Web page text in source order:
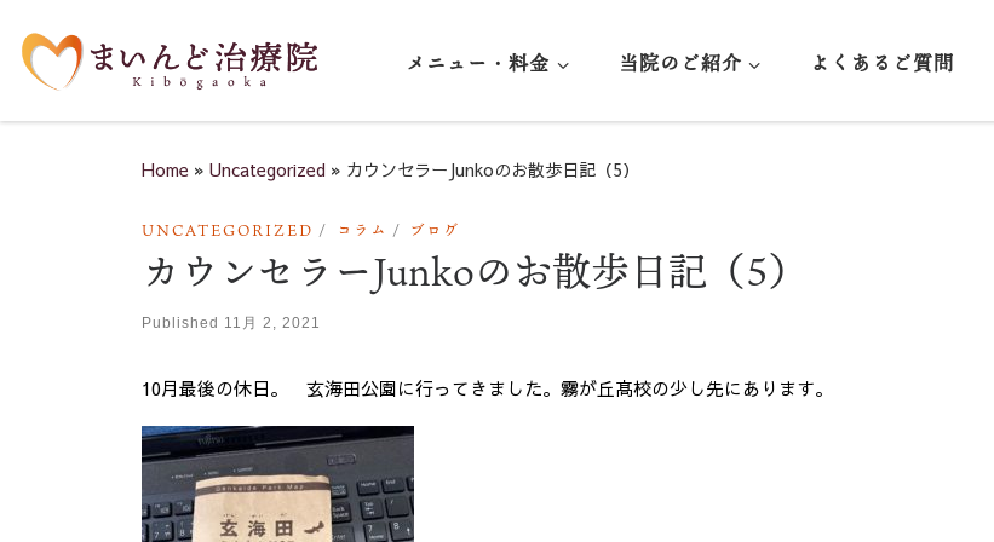
Skip to content
メニュー・料金 当院のご紹介 よくあるご質問
Home » Uncategorized » カウンセラーJunkoのお散歩日記（5）
UNCATEGORIZED コラム ブログ
カウンセラーJunkoのお散歩日記（5）
Published 11月 2, 2021
10月最後の休日。 玄海田公園に行ってきました。霧が丘髙校の少し先にあります。